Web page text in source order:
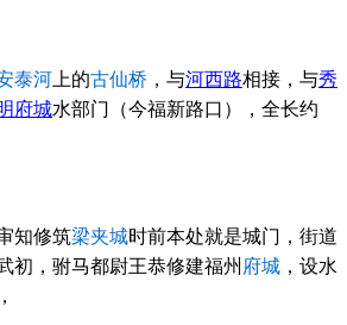
泰河 上的古仙桥 ，与河西路相接，与秀
府城水部门（今福新路口），全长约
知修筑梁夹城时前本处就是城门，街道
初，驸马都尉王恭修建福州 府城 ，设水